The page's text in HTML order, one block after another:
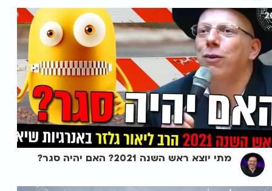
מתי יוצא ראש השנה 2021? האם יהיה סגר?